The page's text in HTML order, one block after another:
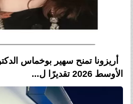
أريزونا تمنح سهير بوخماس
الأوسط 2026 تقديرًا ل...